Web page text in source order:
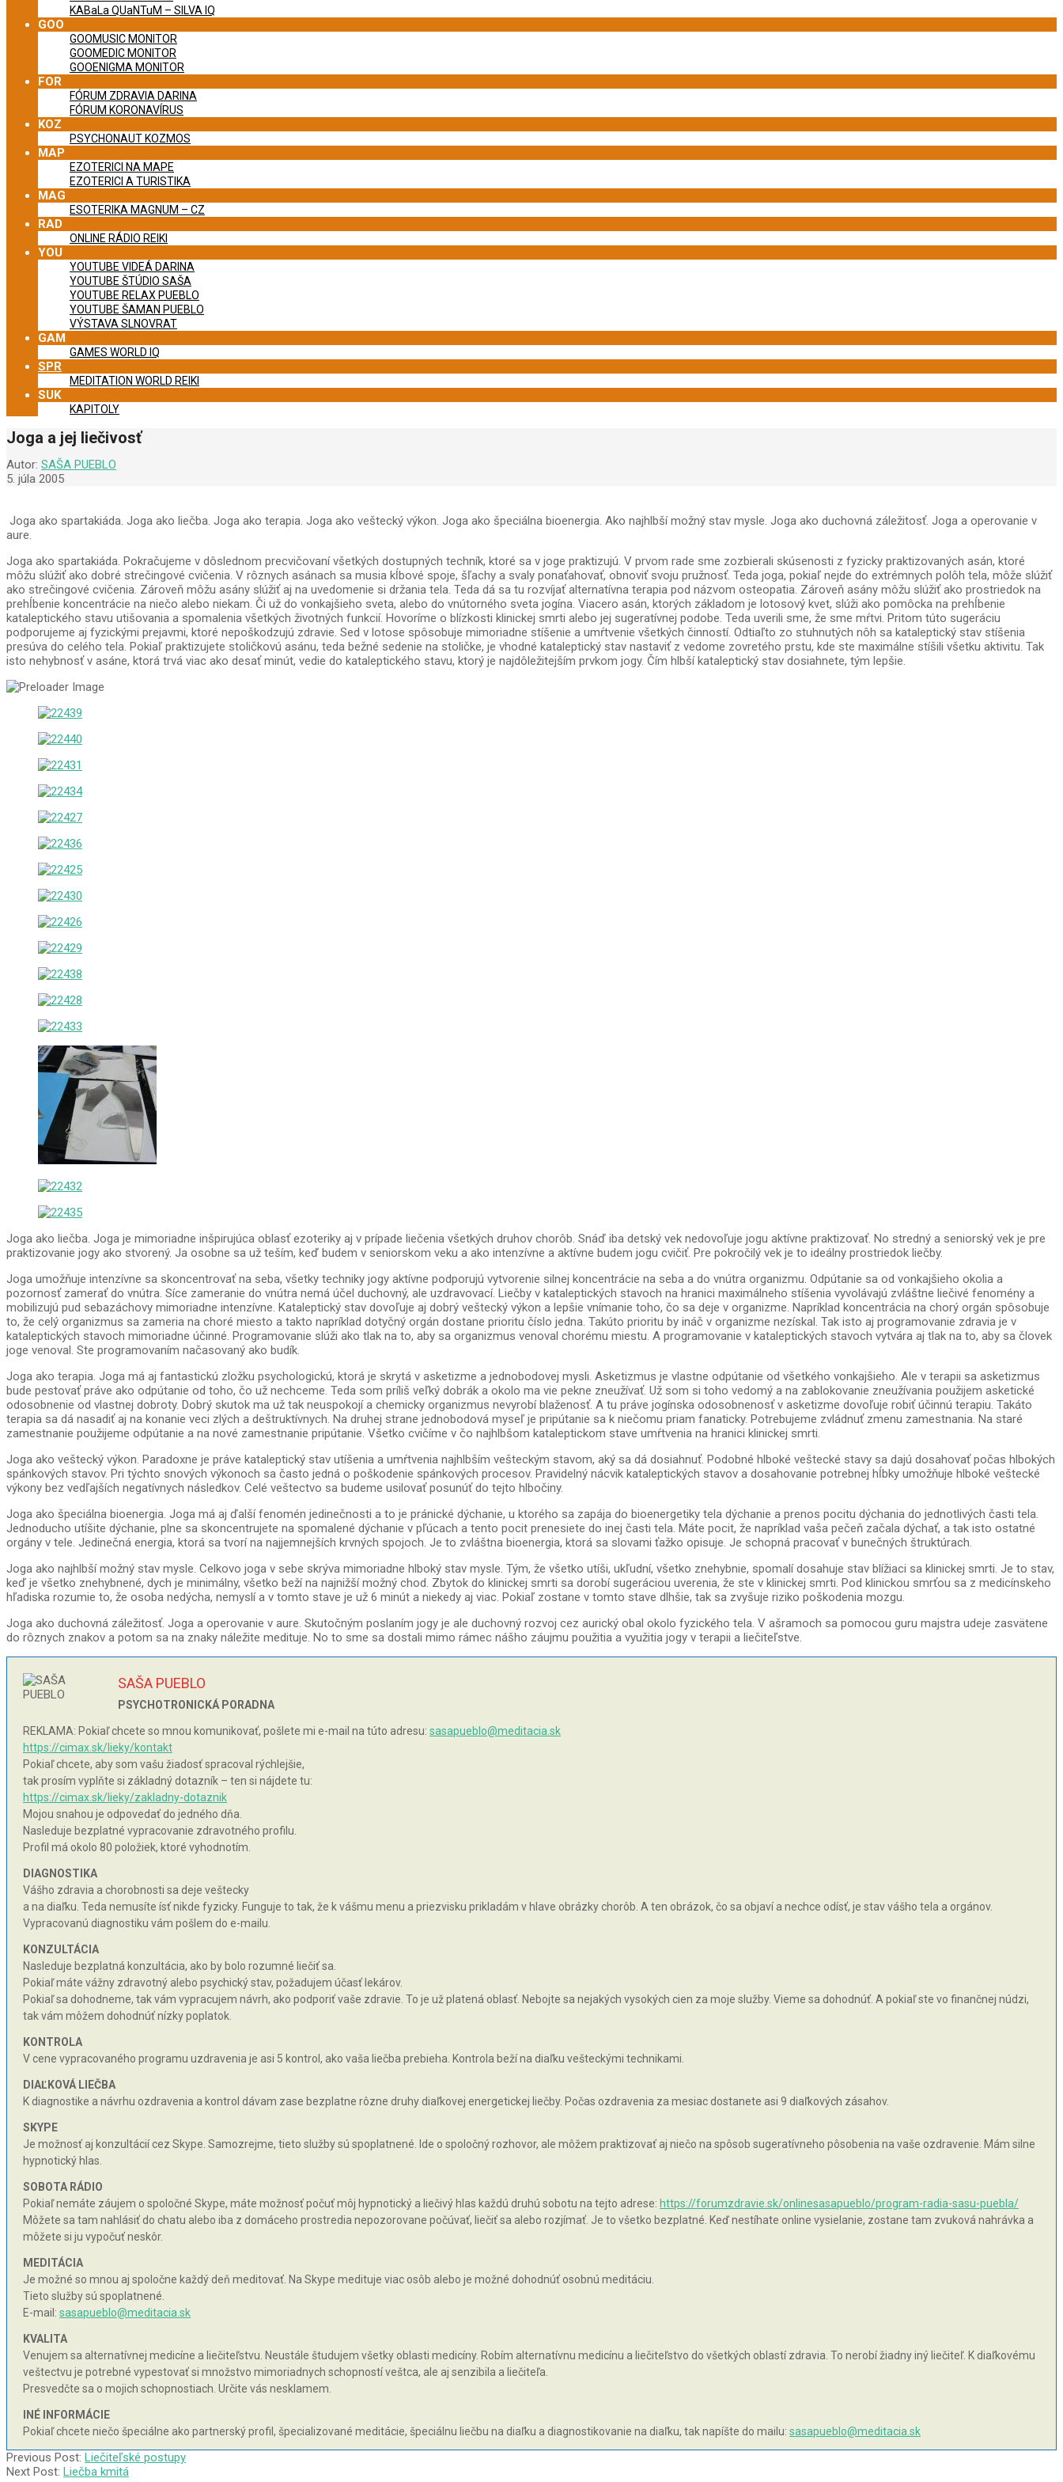
KABaLa QUaNTuM – SILVA IQ
GOO
GOOMUSIC MONITOR
GOOMEDIC MONITOR
GOOENIGMA MONITOR
FOR
FÓRUM ZDRAVIA DARINA
FÓRUM KORONAVÍRUS
KOZ
PSYCHONAUT KOZMOS
MAP
EZOTERICI NA MAPE
EZOTERICI A TURISTIKA
MAG
ESOTERIKA MAGNUM – CZ
RAD
ONLINE RÁDIO REIKI
YOU
YOUTUBE VIDEÁ DARINA
YOUTUBE ŠTÚDIO SAŠA
YOUTUBE RELAX PUEBLO
YOUTUBE ŠAMAN PUEBLO
VÝSTAVA SLNOVRAT
GAM
GAMES WORLD IQ
SPR
MEDITATION WORLD REIKI
SUK
KAPITOLY
Joga a jej liečivosť
Autor: SAŠA PUEBLO
5. júla 2005
Joga ako spartakiáda. Joga ako liečba. Joga ako terapia. Joga ako veštecký výkon. Joga ako špeciálna bioenergia. Ako najhlbší možný stav mysle. Joga ako duchovná záležitosť. Joga a operovanie v
aure.
Joga ako spartakiáda. Pokračujeme v dôslednom precvičovaní všetkých dostupných techník, ktoré sa v joge praktizujú. V prvom rade sme zozbierali skúsenosti z fyzicky praktizovaných asán, ktoré
môžu slúžiť ako dobré strečingové cvičenia. V rôznych asánach sa musia kĺbové spoje, šľachy a svaly ponaťahovať, obnoviť svoju pružnosť. Teda joga, pokiaľ nejde do extrémnych polôh tela, môže slúžiť
ako strečingové cvičenia. Zároveň môžu asány slúžiť aj na uvedomenie si držania tela. Teda dá sa tu rozvíjať alternatívna terapia pod názvom osteopatia. Zároveň asány môžu slúžiť ako prostriedok na
prehĺbenie koncentrácie na niečo alebo niekam. Či už do vonkajšieho sveta, alebo do vnútorného sveta jogína. Viacero asán, ktorých základom je lotosový kvet, slúži ako pomôcka na prehĺbenie
kataleptického stavu utišovania a spomalenia všetkých životných funkcií. Hovoríme o blízkosti klinickej smrti alebo jej sugeratívnej podobe. Teda uverili sme, že sme mŕtvi. Pritom túto sugeráciu
podporujeme aj fyzickými prejavmi, ktoré nepoškodzujú zdravie. Sed v lotose spôsobuje mimoriadne stíšenie a umŕtvenie všetkých činností. Odtiaľto zo stuhnutých nôh sa kataleptický stav stíšenia
presúva do celého tela. Pokiaľ praktizujete stoličkovú asánu, teda bežné sedenie na stoličke, je vhodné kataleptický stav nastaviť z vedome zovretého prstu, kde ste maximálne stíšili všetku aktivitu. Tak
isto nehybnosť v asáne, ktorá trvá viac ako desať minút, vedie do kataleptického stavu, ktorý je najdôležitejším prvkom jogy. Čím hlbší kataleptický stav dosiahnete, tým lepšie.
Joga ako liečba. Joga je mimoriadne inšpirujúca oblasť ezoteriky aj v prípade liečenia všetkých druhov chorôb. Snáď iba detský vek nedovoľuje jogu aktívne praktizovať. No stredný a seniorský vek je pre
praktizovanie jogy ako stvorený. Ja osobne sa už teším, keď budem v seniorskom veku a ako intenzívne a aktívne budem jogu cvičiť. Pre pokročilý vek je to ideálny prostriedok liečby.
Joga umožňuje intenzívne sa skoncentrovať na seba, všetky techniky jogy aktívne podporujú vytvorenie silnej koncentrácie na seba a do vnútra organizmu. Odpútanie sa od vonkajšieho okolia a
pozornosť zamerať do vnútra. Síce zameranie do vnútra nemá účel duchovný, ale uzdravovací. Liečby v kataleptických stavoch na hranici maximálneho stíšenia vyvolávajú zvláštne liečivé fenomény a
mobilizujú pud sebazáchovy mimoriadne intenzívne. Kataleptický stav dovoľuje aj dobrý veštecký výkon a lepšie vnímanie toho, čo sa deje v organizme. Napríklad koncentrácia na chorý orgán spôsobuje
to, že celý organizmus sa zameria na choré miesto a takto napríklad dotyčný orgán dostane prioritu číslo jedna. Takúto prioritu by ináč v organizme nezískal. Tak isto aj programovanie zdravia je v
kataleptických stavoch mimoriadne účinné. Programovanie slúži ako tlak na to, aby sa organizmus venoval chorému miestu. A programovanie v kataleptických stavoch vytvára aj tlak na to, aby sa človek
joge venoval. Ste programovaním načasovaný ako budík.
Joga ako terapia. Joga má aj fantastickú zložku psychologickú, ktorá je skrytá v asketizme a jednobodovej mysli. Asketizmus je vlastne odpútanie od všetkého vonkajšieho. Ale v terapii sa asketizmus
bude pestovať práve ako odpútanie od toho, čo už nechceme. Teda som príliš veľký dobrák a okolo ma vie pekne zneužívať. Už som si toho vedomý a na zablokovanie zneužívania použijem asketické
odosobnenie od vlastnej dobroty. Dobrý skutok ma už tak neuspokojí a chemicky organizmus nevyrobí blaženosť. A tu práve jogínska odosobnenosť v asketizme dovoľuje robiť účinnú terapiu. Takáto
terapia sa dá nasadiť aj na konanie veci zlých a deštruktívnych. Na druhej strane jednobodová myseľ je pripútanie sa k niečomu priam fanaticky. Potrebujeme zvládnuť zmenu zamestnania. Na staré
zamestnanie použijeme odpútanie a na nové zamestnanie pripútanie. Všetko cvičíme v čo najhlbšom kataleptickom stave umŕtvenia na hranici klinickej smrti.
Joga ako veštecký výkon. Paradoxne je práve kataleptický stav utíšenia a umŕtvenia najhlbším vešteckým stavom, aký sa dá dosiahnuť. Podobné hlboké veštecké stavy sa dajú dosahovať počas hlbokých
spánkových stavov. Pri týchto snových výkonoch sa často jedná o poškodenie spánkových procesov. Pravidelný nácvik kataleptických stavov a dosahovanie potrebnej hĺbky umožňuje hlboké veštecké
výkony bez vedľajších negatívnych následkov. Celé veštectvo sa budeme usilovať posunúť do tejto hlbočiny.
Joga ako špeciálna bioenergia. Joga má aj ďalší fenomén jedinečnosti a to je pránické dýchanie, u ktorého sa zapája do bioenergetiky tela dýchanie a prenos pocitu dýchania do jednotlivých časti tela.
Jednoducho utíšite dýchanie, plne sa skoncentrujete na spomalené dýchanie v pľúcach a tento pocit prenesiete do inej časti tela. Máte pocit, že napríklad vaša pečeň začala dýchať, a tak isto ostatné
orgány v tele. Jedinečná energia, ktorá sa tvorí na najjemnejších krvných spojoch. Je to zvláštna bioenergia, ktorá sa slovami ťažko opisuje. Je schopná pracovať v bunečných štruktúrach.
Joga ako najhlbší možný stav mysle. Celkovo joga v sebe skrýva mimoriadne hlboký stav mysle. Tým, že všetko utíši, ukľudní, všetko znehybnie, spomalí dosahuje stav blížiaci sa klinickej smrti. Je to stav,
keď je všetko znehybnené, dych je minimálny, všetko beží na najnižší možný chod. Zbytok do klinickej smrti sa dorobí sugeráciou uverenia, že ste v klinickej smrti. Pod klinickou smrťou sa z medicínskeho
hľadiska rozumie to, že osoba nedýcha, nemyslí a v tomto stave je už 6 minút a niekedy aj viac. Pokiaľ zostane v tomto stave dlhšie, tak sa zvyšuje riziko poškodenia mozgu.
Joga ako duchovná záležitosť. Joga a operovanie v aure. Skutočným poslaním jogy je ale duchovný rozvoj cez aurický obal okolo fyzického tela. V ašramoch sa pomocou guru majstra udeje zasvätene
do rôznych znakov a potom sa na znaky náležite medituje. No to sme sa dostali mimo rámec nášho záujmu použitia a využitia jogy v terapii a liečiteľstve.
SAŠA PUEBLO
PSYCHOTRONICKÁ PORADNA
REKLAMA: Pokiaľ chcete so mnou komunikovať, pošlete mi e-mail na túto adresu: sasapueblo@meditacia.sk
https://cimax.sk/lieky/kontakt
Pokiaľ chcete, aby som vašu žiadosť spracoval rýchlejšie,
tak prosím vyplňte si základný dotazník – ten si nájdete tu:
https://cimax.sk/lieky/zakladny-dotaznik
Mojou snahou je odpovedať do jedného dňa.
Nasleduje bezplatné vypracovanie zdravotného profilu.
Profil má okolo 80 položiek, ktoré vyhodnotím.
DIAGNOSTIKA
Vášho zdravia a chorobnosti sa deje veštecky
a na diaľku. Teda nemusíte ísť nikde fyzicky. Funguje to tak, že k vášmu menu a priezvisku prikladám v hlave obrázky chorôb. A ten obrázok, čo sa objaví a nechce odísť, je stav vášho tela a orgánov.
Vypracovanú diagnostiku vám pošlem do e-mailu.
KONZULTÁCIA
Nasleduje bezplatná konzultácia, ako by bolo rozumné liečiť sa.
Pokiaľ máte vážny zdravotný alebo psychický stav, požadujem účasť lekárov.
Pokiaľ sa dohodneme, tak vám vypracujem návrh, ako podporiť vaše zdravie. To je už platená oblasť. Nebojte sa nejakých vysokých cien za moje služby. Vieme sa dohodnúť. A pokiaľ ste vo finančnej núdzi,
tak vám môžem dohodnúť nízky poplatok.
KONTROLA
V cene vypracovaného programu uzdravenia je asi 5 kontrol, ako vaša liečba prebieha. Kontrola beží na diaľku vešteckými technikami.
DIAĽKOVÁ LIEČBA
K diagnostike a návrhu ozdravenia a kontrol dávam zase bezplatne rôzne druhy diaľkovej energetickej liečby. Počas ozdravenia za mesiac dostanete asi 9 diaľkových zásahov.
SKYPE
Je možnosť aj konzultácií cez Skype. Samozrejme, tieto služby sú spoplatnené. Ide o spoločný rozhovor, ale môžem praktizovať aj niečo na spôsob sugeratívneho pôsobenia na vaše ozdravenie. Mám silne
hypnotický hlas.
SOBOTA RÁDIO
Pokiaľ nemáte záujem o spoločné Skype, máte možnosť počuť môj hypnotický a liečivý hlas každú druhú sobotu na tejto adrese: https://forumzdravie.sk/onlinesasapueblo/program-radia-sasu-puebla/
Môžete sa tam nahlásiť do chatu alebo iba z domáceho prostredia nepozorovane počúvať, liečiť sa alebo rozjímať. Je to všetko bezplatné. Keď nestíhate online vysielanie, zostane tam zvuková nahrávka a
môžete si ju vypočuť neskôr.
MEDITÁCIA
Je možné so mnou aj spoločne každý deň meditovať. Na Skype medituje viac osôb alebo je možné dohodnúť osobnú meditáciu.
Tieto služby sú spoplatnené.
E-mail: sasapueblo@meditacia.sk
KVALITA
Venujem sa alternatívnej medicíne a liečiteľstvu. Neustále študujem všetky oblasti medicíny. Robím alternatívnu medicínu a liečiteľstvo do všetkých oblastí zdravia. To nerobí žiadny iný liečiteľ. K diaľkovému
veštectvu je potrebné vypestovať si množstvo mimoriadnych schopností veštca, ale aj senzibila a liečiteľa.
Presvedčte sa o mojich schopnostiach. Určite vás nesklamem.
INÉ INFORMÁCIE
Pokiaľ chcete niečo špeciálne ako partnerský profil, špecializované meditácie, špeciálnu liečbu na diaľku a diagnostikovanie na diaľku, tak napíšte do mailu: sasapueblo@meditacia.sk
2005-
07-
Previous Post: Liečiteľské postupy
Next Post: Liečba kmitá